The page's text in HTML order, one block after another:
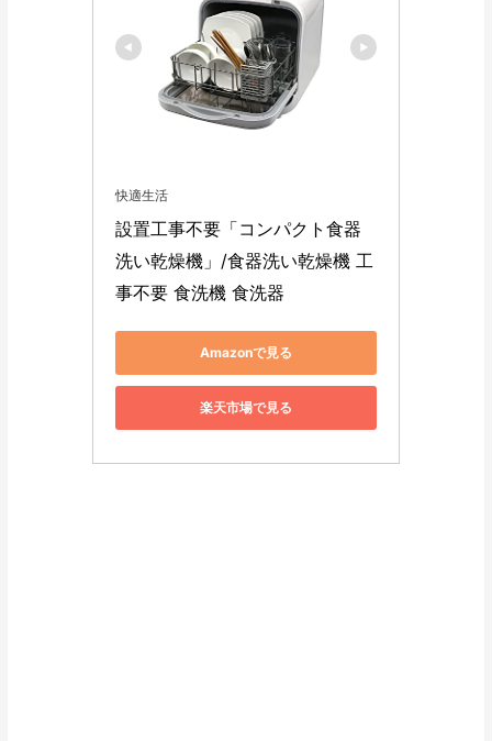
快適生活
設置工事不要「コンパクト食器
洗い乾燥機」/食器洗い乾燥機 工
事不要 食洗機 食洗器
Amazonで見る
楽天市場で見る